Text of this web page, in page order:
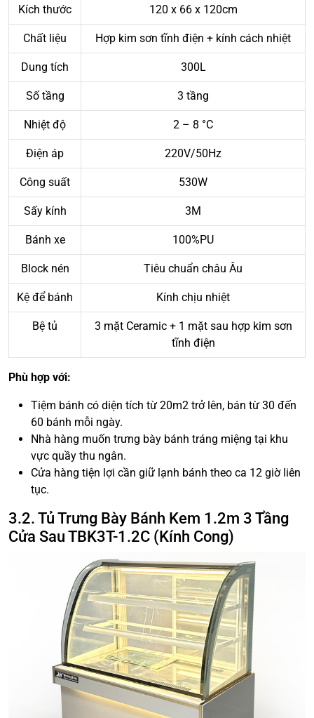
Kích thước 120 x 66 x 120cm
Chất liệu Hợp kim sơn tĩnh điện + kính cách nhiệt
Dung tích 300L
Số tầng 3 tầng
Nhiệt độ 2 – 8 °C
Điện áp 220V/50Hz
Công suất 530W
Sấy kính 3M
Bánh xe 100%PU
Block nén Tiêu chuẩn châu Âu
Kệ để bánh Kính chịu nhiệt
Bệ tủ
3 mặt Ceramic + 1 mặt sau hợp kim sơn
tĩnh điện
Phù hợp với:
Tiệm bánh có diện tích từ 20m2 trở lên, bán từ 30 đến
60 bánh mỗi ngày.
Nhà hàng muốn trưng bày bánh tráng miệng tại khu
vực quầy thu ngân.
Cửa hàng tiện lợi cần giữ lạnh bánh theo ca 12 giờ liên
tục.
3.2. Tủ Trưng Bày Bánh Kem 1.2m 3 Tầng
Cửa Sau TBK3T-1.2C (Kính Cong)